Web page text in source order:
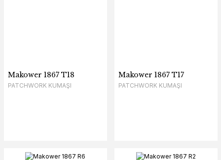
Makower 1867 T18
PATCHWORK KUMAŞI
Makower 1867 T17
PATCHWORK KUMAŞI